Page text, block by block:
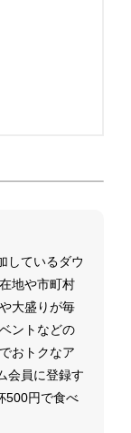
しているダウ
地や市町村
大盛りが毎
ントなどの
おトクなア
会員に登録す
500円で食べ